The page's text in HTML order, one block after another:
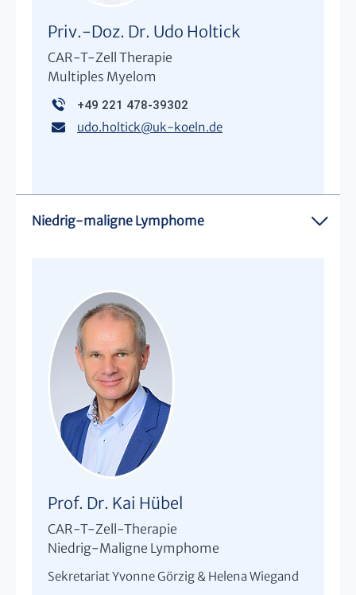
Priv.-Doz. Dr. Udo Holtick
CAR-T-Zell Therapie
Multiples Myelom
+49 221 478-39302
udo.holtick@uk-koeln.de
Niedrig-maligne Lymphome
Prof. Dr. Kai Hübel
CAR-T-Zell-Therapie
Niedrig-Maligne Lymphome
Sekretariat Yvonne Görzig & Helena Wiegand